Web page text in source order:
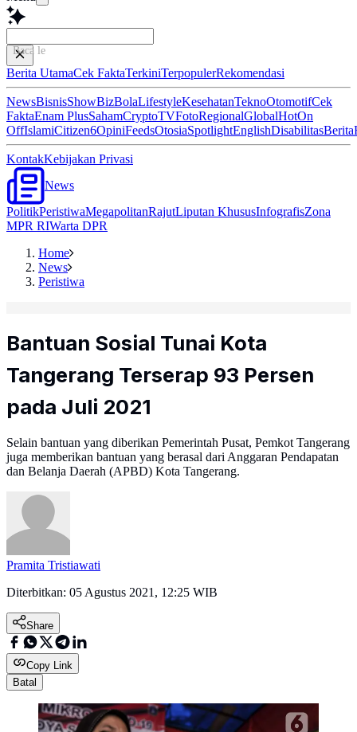
Baca lebih cepat...
Berita UtamaCek FaktaTerkiniTerpopulerRekomendasi
NewsBisnisShowBizBolaLifestyleKesehatanTeknoOtomotifCek
FaktaEnam PlusSahamCryptoTVFotoRegionalGlobalHotOn
OffIslamiCitizen6OpiniFeedsOtosiaSpotlightEnglishDisabilitasBerita
KontakKebijakan Privasi
News
PolitikPeristiwaMegapolitanRajutLiputan KhususInfografisZona
MPR RIWarta DPR
Home
News
Peristiwa
Bantuan Sosial Tunai Kota
Tangerang Terserap 93 Persen
pada Juli 2021
Selain bantuan yang diberikan Pemerintah Pusat, Pemkot Tangerang
juga memberikan bantuan yang berasal dari Anggaran Pendapatan
dan Belanja Daerah (APBD) Kota Tangerang.
Pramita Tristiawati
Diterbitkan: 05 Agustus 2021, 12:25 WIB
Share
Copy Link
Batal